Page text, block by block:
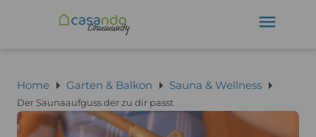
Home Garten & Balkon Sauna & Wellness
Der Saunaaufguss der zu dir passt